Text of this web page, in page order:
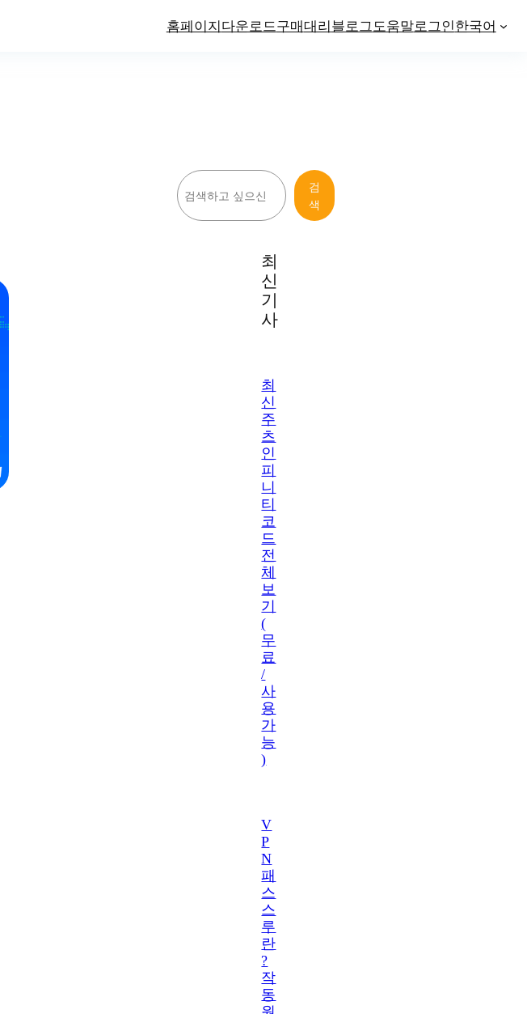
홈페이지다운로드구매대리블로그 도움말로그인한국어
검
색
검
색
최
신
기
사
최
신
주
츠
인
피
니
티
코
드
전
체
보
기
(
무
료
/
사
용
가
능
)
V
P
N
패
스
스
루
란
?
작
동